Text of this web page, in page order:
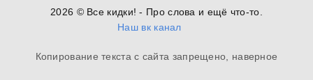
2026 © Все кидки! - Про слова и ещё что-то.
Наш вк канал
Копирование текста с сайта запрещено, наверное